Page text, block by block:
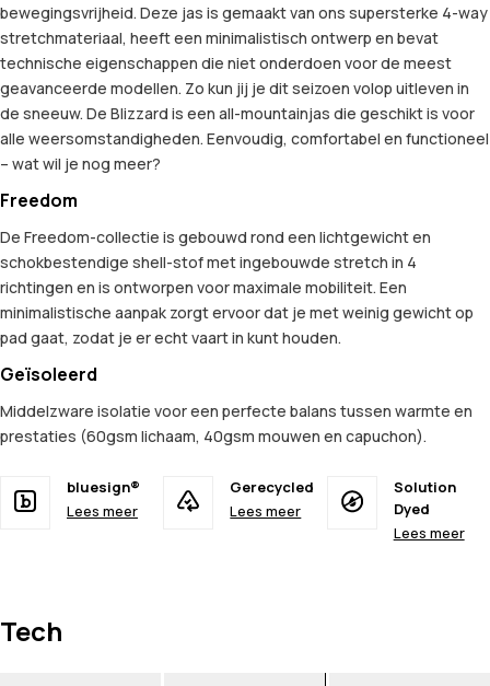
bewegingsvrijheid. Deze jas is gemaakt van ons supersterke 4-way
stretchmateriaal, heeft een minimalistisch ontwerp en bevat
technische eigenschappen die niet onderdoen voor de meest
geavanceerde modellen. Zo kun jij je dit seizoen volop uitleven in
de sneeuw. De Blizzard is een all-mountainjas die geschikt is voor
alle weersomstandigheden. Eenvoudig, comfortabel en functioneel
– wat wil je nog meer?
Freedom
De Freedom-collectie is gebouwd rond een lichtgewicht en
schokbestendige shell-stof met ingebouwde stretch in 4
richtingen en is ontworpen voor maximale mobiliteit. Een
minimalistische aanpak zorgt ervoor dat je met weinig gewicht op
pad gaat, zodat je er echt vaart in kunt houden.
Geïsoleerd
Middelzware isolatie voor een perfecte balans tussen warmte en
prestaties (60gsm lichaam, 40gsm mouwen en capuchon).
bluesign®
Lees meer
Gerecycled
Lees meer
Solution
Dyed
Lees meer
Tech